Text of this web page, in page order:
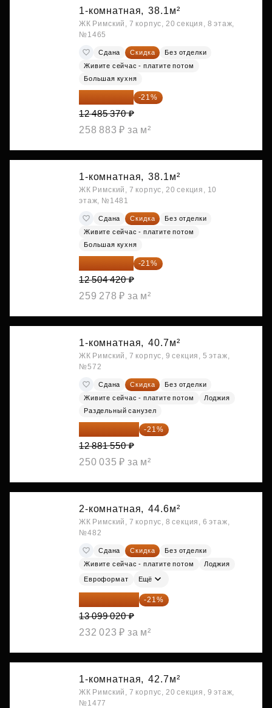
1-комнатная, 38.1м²
ЖК Римский, 7 корпус, 20 секция, 8 этаж,
№1465
Сдана Скидка
Без отделки
Живите сейчас - платите потом
Большая кухня
-21%
12 485 370 ₽
258 883 ₽ за м²
1-комнатная, 38.1м²
ЖК Римский, 7 корпус, 20 секция, 10
этаж, №1481
Сдана Скидка
Без отделки
Живите сейчас - платите потом
Большая кухня
-21%
12 504 420 ₽
259 278 ₽ за м²
1-комнатная, 40.7м²
ЖК Римский, 7 корпус, 9 секция, 5 этаж,
№572
Сдана Скидка
Без отделки
Живите сейчас - платите потом
Лоджия
Раздельный санузел
10 176 425 ₽ -21%
12 881 550 ₽
250 035 ₽ за м²
2-комнатная, 44.6м²
ЖК Римский, 7 корпус, 8 секция, 6 этаж,
№482
Сдана Скидка
Без отделки
Живите сейчас - платите потом
Лоджия
Евроформат Ещё
10 348 226 ₽ -21%
13 099 020 ₽
232 023 ₽ за м²
1-комнатная, 42.7м²
ЖК Римский, 7 корпус, 20 секция, 9 этаж,
№1477